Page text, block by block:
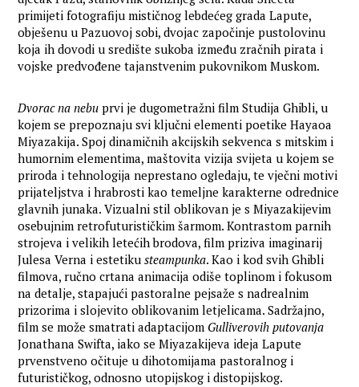
primijeti fotografiju mističnog lebdećeg grada Lapute,
obješenu u Pazuovoj sobi, dvojac započinje pustolovinu
koja ih dovodi u središte sukoba između zračnih pirata i
vojske predvođene tajanstvenim pukovnikom Muskom.
Dvorac na nebuprvi je dugometražni film Studija Ghibli, u
kojem se prepoznaju svi ključni elementi poetike Hayaoa
Miyazakija. Spoj dinamičnih akcijskih sekvenca s mitskim i
humornim elementima, maštovita vizija svijeta u kojem se
priroda i tehnologija neprestano ogledaju, te vječni motivi
prijateljstva i hrabrosti kao temeljne karakterne odrednice
glavnih junaka. Vizualni stil oblikovan je s Miyazakijevim
osebujnim retrofuturističkim šarmom. Kontrastom parnih
strojeva i velikih letećih brodova, film priziva imaginarij
Julesa Verna i estetikusteampunka. Kao i kod svih Ghibli
filmova, ručno crtana animacija odiše toplinom i fokusom
na detalje, stapajući pastoralne pejsaže s nadrealnim
prizorima i slojevito oblikovanim letjelicama. Sadržajno,
film se može smatrati adaptacijom Gulliverovih putovanja
Jonathana Swifta, iako se Miyazakijeva ideja Lapute
prvenstveno očituje u dihotomijama pastoralnog i
futurističkog, odnosno utopijskog i distopijskog.